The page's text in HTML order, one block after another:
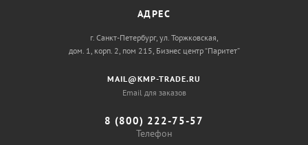
АДРЕС
г. Санкт-Петербург, ул. Торжковская,
дом. 1, корп. 2, пом 215, Бизнес центр “Паритет”
MAIL@KMP-TRADE.RU
Email для заказов
8 (800) 222-75-57
Телефон